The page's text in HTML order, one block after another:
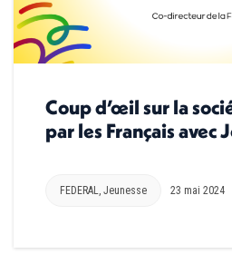
Coup d’œil sur la
par les Français avec
FEDERAL, Jeunesse 23 mai 2024